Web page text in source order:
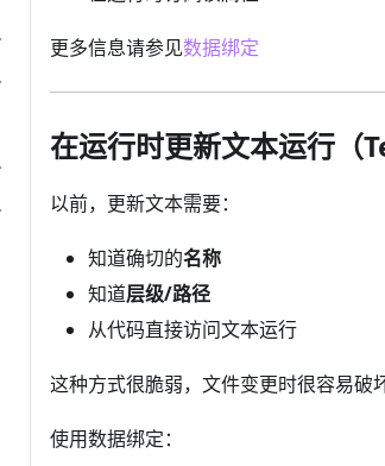
更多信息请参见数据绑定
在运行时更新文本运行（
以前，更新文本需要：
知道确切的名称
知道层级/路径
从代码直接访问文本运行
这种方式很脆弱，文件变更时很容易破
使用数据绑定：